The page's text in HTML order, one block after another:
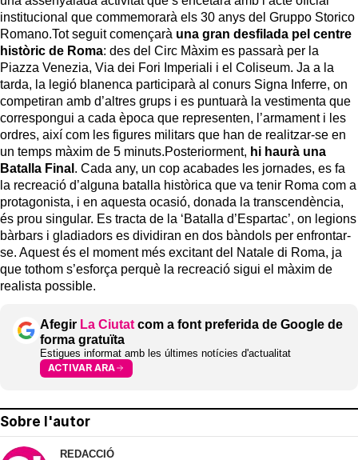
institucional que commemorarà els 30 anys del Gruppo Storico
Romano.Tot seguit començarà una gran desfilada pel centre
històric de Roma: des del Circ Màxim es passarà per la
Piazza Venezia, Via dei Fori Imperiali i el Coliseum. Ja a la
tarda, la legió blanenca participarà al conurs Signa Inferre, on
competiran amb d’altres grups i es puntuarà la vestimenta que
correspongui a cada època que representen, l’armament i les
ordres, així com les figures militars que han de realitzar-se en
un temps màxim de 5 minuts.Posteriorment, hi haurà una
Batalla Final . Cada any, un cop acabades les jornades, es fa
la recreació d’alguna batalla històrica que va tenir Roma com a
protagonista, i en aquesta ocasió, donada la transcendència,
és prou singular. Es tracta de la ‘Batalla d’Espartac’, on legions
bàrbars i gladiadors es dividiran en dos bàndols per enfrontar-
se. Aquest és el moment més excitant del Natale di Roma, ja
que tothom s’esforça perquè la recreació sigui el màxim de
realista possible.
Afegir La Ciutat com a font preferida de Google de
forma gratuïta
Estigues informat amb les últimes notícies d'actualitat
ACTIVAR ARA
Sobre l'autor
REDACCIÓ